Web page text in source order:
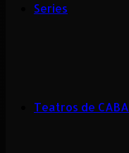
Series
Teatros de CABA